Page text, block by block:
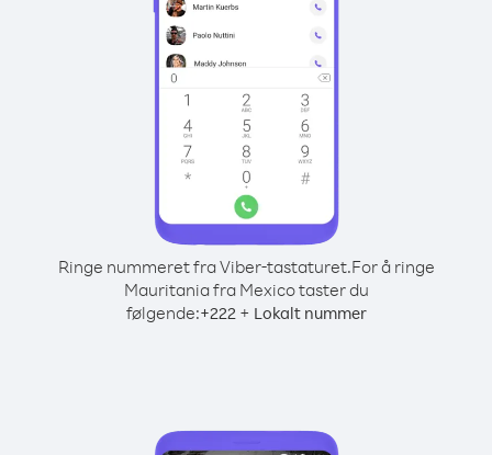
Ringe nummeret fra Viber-tastaturet.For å ringe
Mauritania fra Mexico taster du
følgende:+222+ Lokalt nummer